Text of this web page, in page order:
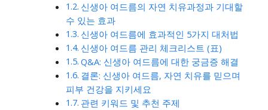
신생아 여드름의 자연 치유과정과 기대할
수 있는 효과
신생아 여드름에 효과적인 5가지 대처법
신생아 여드름 관리 체크리스트 (표)
Q&A: 신생아 여드름에 대한 궁금증 해결
결론: 신생아 여드름, 자연 치유를 믿으며
피부 건강을 지키세요
관련 키워드 및 추천 주제